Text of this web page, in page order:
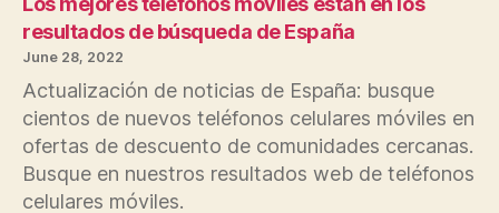
resultados de búsqueda de España
June 28, 2022
Actualización de noticias de España: busque
cientos de nuevos teléfonos celulares móviles en
ofertas de descuento de comunidades cercanas.
Busque en nuestros resultados web de teléfonos
celulares móviles.